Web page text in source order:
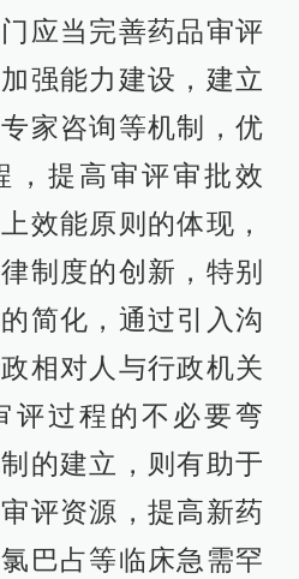
应当完善药品审评
强能力建设，建立
家咨询等机制，优
，提高审评审批效
效能原则的体现，
制度的创新，特别
简化，通过引入沟
相对人与行政机关
评过程的不必要弯
的建立，则有助于
评资源，提高新药
巴占等临床急需罕